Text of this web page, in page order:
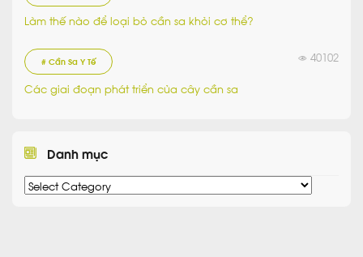
Làm thế nào để loại bỏ cần sa khỏi cơ thể?
# Cần Sa Y Tế 40102
Các giai đoạn phát triển của cây cần sa
Danh mục
Danh
mục